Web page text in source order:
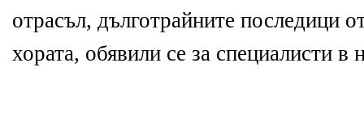
отрасъл, дълготрайните последици
хората, обявили се за специалисти в